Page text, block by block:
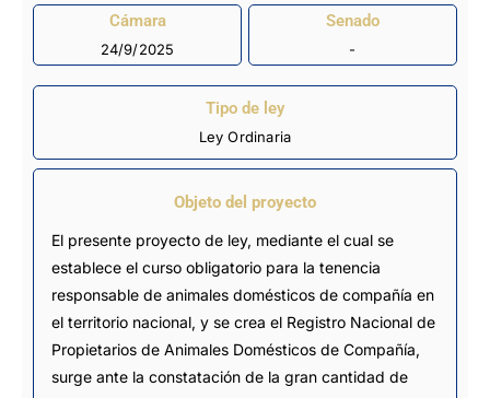
Cámara
24/9/2025
Senado
-
Tipo de ley
Ley Ordinaria
Objeto del proyecto
El presente proyecto de ley, mediante el cual se
establece el curso obligatorio para la tenencia
responsable de animales domésticos de compañía en
el territorio nacional, y se crea el Registro Nacional de
Propietarios de Animales Domésticos de Compañía,
surge ante la constatación de la gran cantidad de